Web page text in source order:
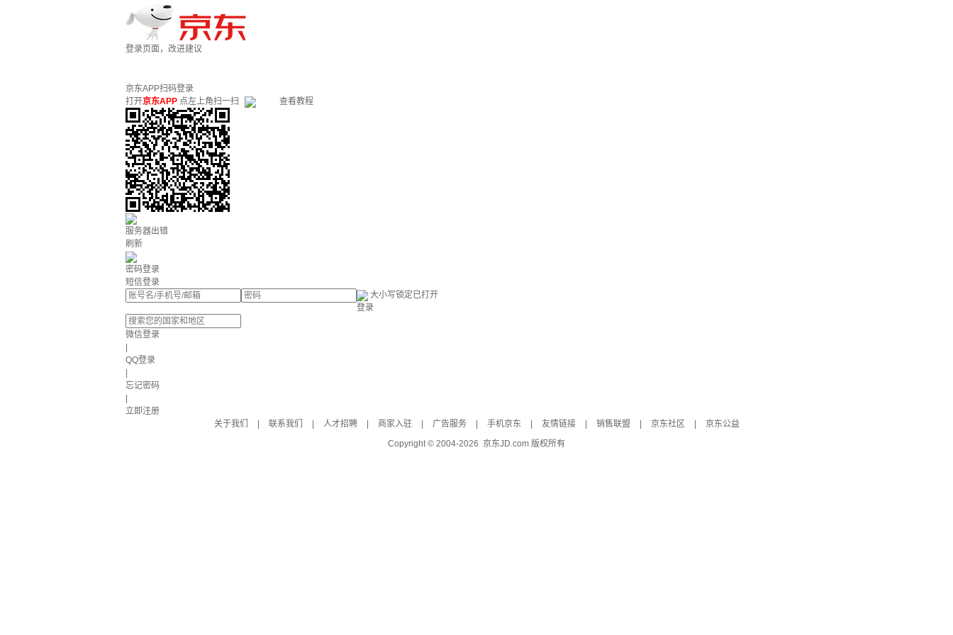
登录页面，改进建议
京东APP扫码登录
打开京东APP 点左上角扫一扫 查看教程
服务器出错
刷新
密码登录
短信登录
大小写锁定已打开
登录
微信登录
QQ登录
忘记密码
立即注册
关于我们
联系我们 人才招聘 商家入驻 广告服务 手机京东 友情链接 销售联盟 京东社区
京东公益
Copyright © 2004-2026 京东JD.com 版权所有